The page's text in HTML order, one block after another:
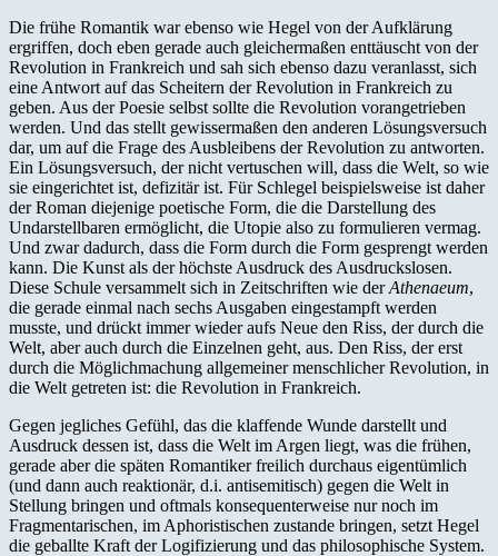
Die frühe Romantik war ebenso wie Hegel von der Aufklärung
ergriffen, doch eben gerade auch gleichermaßen enttäuscht von der
Revolution in Frankreich und sah sich ebenso dazu veranlasst, sich
eine Antwort auf das Scheitern der Revolution in Frankreich zu
geben. Aus der Poesie selbst sollte die Revolution vorangetrieben
werden. Und das stellt gewissermaßen den anderen Lösungsversuch
dar, um auf die Frage des Ausbleibens der Revolution zu antworten.
Ein Lösungsversuch, der nicht vertuschen will, dass die Welt, so wie
sie eingerichtet ist, defizitär ist. Für Schlegel beispielsweise ist daher
der Roman diejenige poetische Form, die die Darstellung des
Undarstellbaren ermöglicht, die Utopie also zu formulieren vermag.
Und zwar dadurch, dass die Form durch die Form gesprengt werden
kann. Die Kunst als der höchste Ausdruck des Ausdruckslosen.
Diese Schule versammelt sich in Zeitschriften wie derAthenaeum,
die gerade einmal nach sechs Ausgaben eingestampft werden
musste, und drückt immer wieder aufs Neue den Riss, der durch die
Welt, aber auch durch die Einzelnen geht, aus. Den Riss, der erst
durch die Möglichmachung allgemeiner menschlicher Revolution, in
die Welt getreten ist: die Revolution in Frankreich.
Gegen jegliches Gefühl, das die klaffende Wunde darstellt und
Ausdruck dessen ist, dass die Welt im Argen liegt, was die frühen,
gerade aber die späten Romantiker freilich durchaus eigentümlich
(und dann auch reaktionär, d.i. antisemitisch) gegen die Welt in
Stellung bringen und oftmals konsequenterweise nur noch im
Fragmentarischen, im Aphoristischen zustande bringen, setzt Hegel
die geballte Kraft der Logifizierung und das philosophische System.